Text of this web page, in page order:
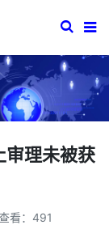
审理未被获
看：491